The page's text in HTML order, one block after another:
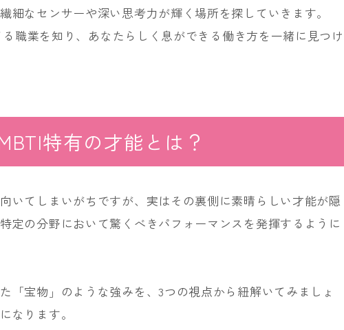
細なセンサーや深い思考力が輝く場所を探していきます。
職業を知り、あなたらしく息ができる働き方を一緒に見つけ
特有の才能とは？
いてしまいがちですが、実はその裏側に素晴らしい才能が隠
定の分野において驚くべきパフォーマンスを発揮するように
「宝物」のような強みを、3つの視点から紐解いてみましょ
なります。